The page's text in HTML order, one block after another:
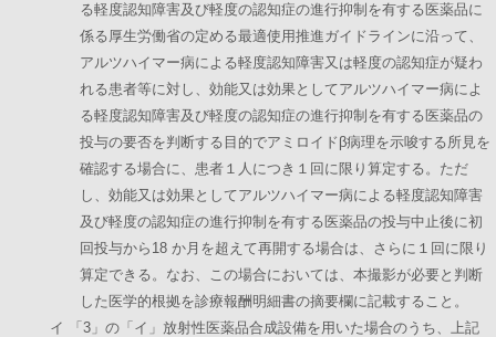
る軽度認知障害及び軽度の認知症の進行抑制を有する医薬品に
係る厚生労働省の定める最適使用推進ガイドラインに沿って、
アルツハイマー病による軽度認知障害又は軽度の認知症が疑わ
れる患者等に対し、効能又は効果としてアルツハイマー病によ
る軽度認知障害及び軽度の認知症の進行抑制を有する医薬品の
投与の要否を判断する目的でアミロイドβ病理を示唆する所見を
確認する場合に、患者１人につき１回に限り算定する。ただ
し、効能又は効果としてアルツハイマー病による軽度認知障害
及び軽度の認知症の進行抑制を有する医薬品の投与中止後に初
回投与から18 か月を超えて再開する場合は、さらに１回に限り
算定できる。なお、この場合においては、本撮影が必要と判断
した医学的根拠を診療報酬明細書の摘要欄に記載すること。
イ 「3」の「イ」放射性医薬品合成設備を用いた場合のうち、上記